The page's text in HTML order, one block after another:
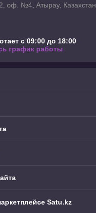
оф. №4, Атырау, Казахстан
с 09:00 до 18:00
график работы
Satu.kz